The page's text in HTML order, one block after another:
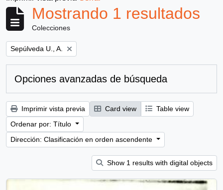
Mostrando 1 resultados
Colecciones
Remove filter:
Sepúlveda U., A.
Opciones avanzadas de búsqueda
Imprimir vista previa Card view
Table view
Ordenar por: Título
Dirección: Clasificación en orden ascendente
Show 1 results with digital objects